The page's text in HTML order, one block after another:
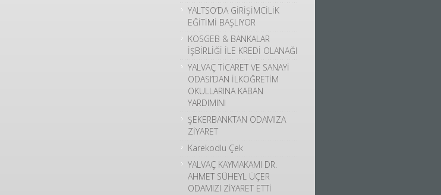
YALTSO’DA GİRİŞİMCİLİK
EĞİTİMİ BAŞLIYOR
KOSGEB & BANKALAR
İŞBİRLİĞİ İLE KREDİ OLANAĞI
YALVAÇ TİCARET VE SANAYİ
ODASI’DAN İLKÖĞRETİM
OKULLARINA KABAN
YARDIMINI
ŞEKERBANKTAN ODAMIZA
ZİYARET
Karekodlu Çek
YALVAÇ KAYMAKAMI DR.
AHMET SÜHEYL ÜÇER
ODAMIZI ZİYARET ETTİ